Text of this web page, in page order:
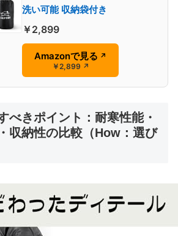
洗い可能 収納袋付き
￥2,899
Amazonで見る ↗
￥2,899 ↗
べきポイント：耐寒性能・
収納性の比較（How：選び